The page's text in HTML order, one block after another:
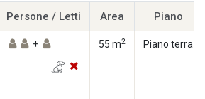
Persone / Letti Area Piano
+ 55 m2 Piano terra